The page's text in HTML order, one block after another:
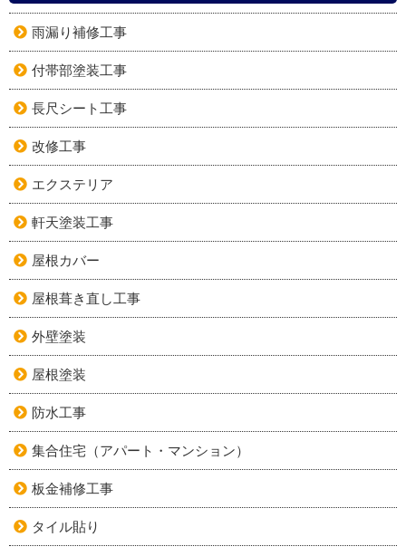
雨漏り補修工事
付帯部塗装工事
長尺シート工事
改修工事
エクステリア
軒天塗装工事
屋根カバー
屋根葺き直し工事
外壁塗装
屋根塗装
防水工事
集合住宅（アパート・マンション）
板金補修工事
タイル貼り